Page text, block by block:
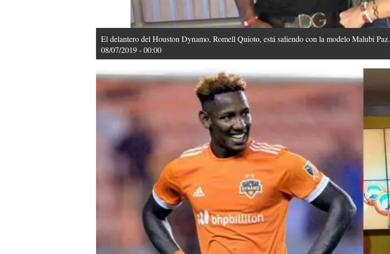
El delantero del Houston Dynamo, Romell Quioto, está saliendo con la modelo Malubi Paz.
08/07/2019 - 00:00